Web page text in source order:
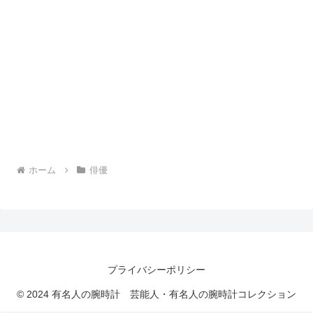
ホーム 俳優
プライバシーポリシー
© 2024 有名人の腕時計 芸能人・有名人の腕時計コレクション